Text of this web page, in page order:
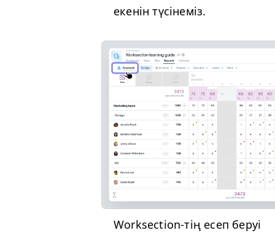
екенін түсінеміз.
Work­sec­tion-тің есеп беруі